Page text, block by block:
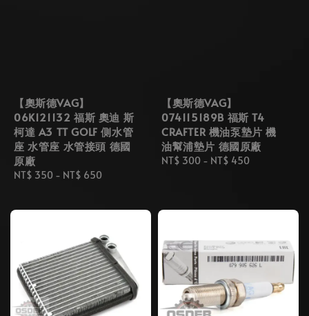
【奧斯德VAG】
06K121132 福斯 奧迪 斯
柯達 A3 TT GOLF 側水管
座 水管座 水管接頭 德國
原廠
Regular
NT$ 350 - NT$ 650
【奧斯德VAG】
074115189B 福斯 T4
CRAFTER 機油泵墊片 機
油幫浦墊片 德國原廠
Regular
NT$ 300 - NT$ 450